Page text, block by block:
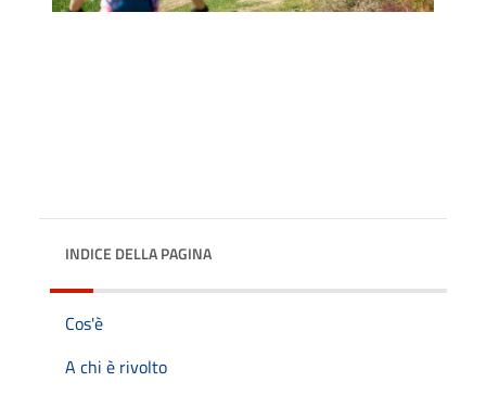
INDICE DELLA PAGINA
Cos'è
A chi è rivolto